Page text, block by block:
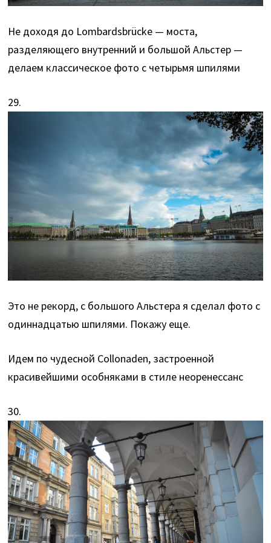
Не доходя до Lombardsbrücke — моста,
разделяющего внутренний и большой Альстер —
делаем классическое фото с четырьмя шпилями
29.
Это не рекорд, с большого Альстера я сделал фото с
одиннадцатью шпилями. Покажу еще.
Идем по чудесной Collonaden, застроенной
красивейшими особняками в стиле неоренессанс
30.